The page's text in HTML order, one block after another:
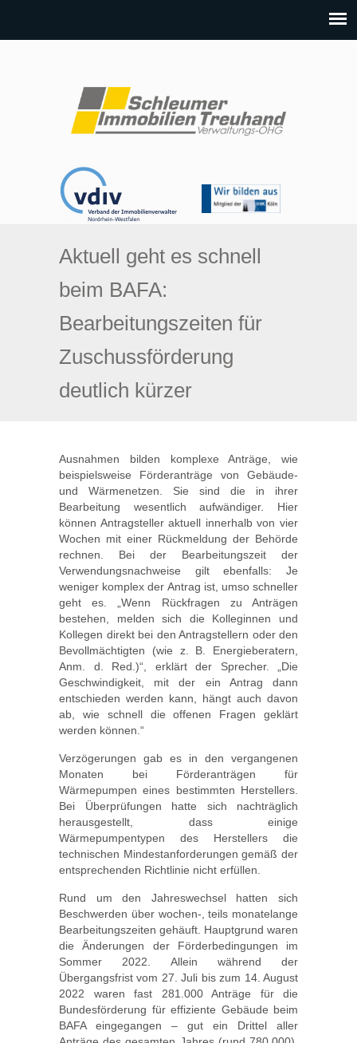
Aktuell geht es schnell
beim BAFA:
Bearbeitungszeiten für
Zuschussförderung
deutlich kürzer
Ausnahmen bilden komplexe Anträge, wie
beispielsweise Förderanträge von Gebäude-
und Wärmenetzen. Sie sind die in ihrer
Bearbeitung wesentlich aufwändiger. Hier
können Antragsteller aktuell innerhalb von vier
Wochen mit einer Rückmeldung der Behörde
rechnen. Bei der Bearbeitungszeit der
Verwendungsnachweise gilt ebenfalls: Je
weniger komplex der Antrag ist, umso schneller
geht es. „Wenn Rückfragen zu Anträgen
bestehen, melden sich die Kolleginnen und
Kollegen direkt bei den Antragstellern oder den
Bevollmächtigten (wie z. B. Energieberatern,
Anm. d. Red.)“, erklärt der Sprecher. „Die
Geschwindigkeit, mit der ein Antrag dann
entschieden werden kann, hängt auch davon
ab, wie schnell die offenen Fragen geklärt
werden können.“
Verzögerungen gab es in den vergangenen
Monaten bei Förderanträgen für
Wärmepumpen eines bestimmten Herstellers.
Bei Überprüfungen hatte sich nachträglich
herausgestellt, dass einige
Wärmepumpentypen des Herstellers die
technischen Mindestanforderungen gemäß der
entsprechenden Richtlinie nicht erfüllen.
Rund um den Jahreswechsel hatten sich
Beschwerden über wochen-, teils monatelange
Bearbeitungszeiten gehäuft. Hauptgrund waren
die Änderungen der Förderbedingungen im
Sommer 2022. Allein während der
Übergangsfrist vom 27. Juli bis zum 14. August
2022 waren fast 281.000 Anträge für die
Bundesförderung für effiziente Gebäude beim
BAFA eingegangen – gut ein Drittel aller